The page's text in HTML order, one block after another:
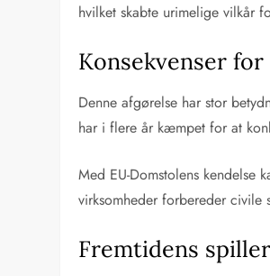
hvilket skabte urimelige vilkår
Konsekvenser
Denne afgørelse har stor
har i flere år kæmpet for at
Med EU-Domstolens
virksomheder forbereder
Fremtidens